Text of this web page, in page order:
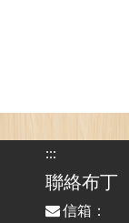
實作相容OpenAI
務 / Implementing
Powered by OpenAI
:::
聯絡布丁
信箱：